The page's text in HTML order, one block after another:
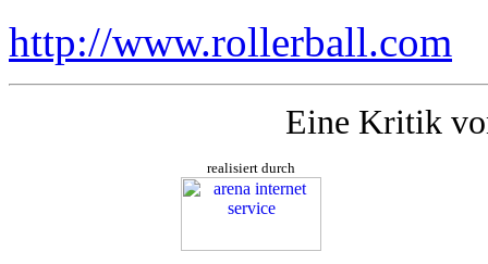
http://www.rollerball.com
Eine Kritik
realisiert durch